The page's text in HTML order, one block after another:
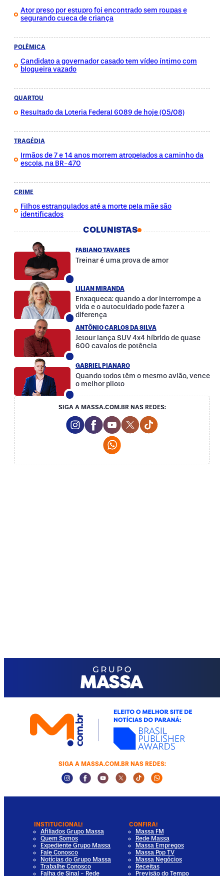
Ator preso por estupro foi encontrado sem roupas e
segurando cueca de criança
POLÊMICA
Candidato a governador casado tem vídeo íntimo com
blogueira vazado
QUARTOU
Resultado da Loteria Federal 6089 de hoje (05/08)
TRAGÉDIA
Irmãos de 7 e 14 anos morrem atropelados a caminho da
escola, na BR-470
CRIME
Filhos estrangulados até a morte pela mãe são
identificados
COLUNISTAS
FABIANO TAVARES
Treinar é uma prova de amor
LILIAN MIRANDA
Enxaqueca: quando a dor interrompe a
vida e o autocuidado pode fazer a
diferença
ANTÔNIO CARLOS DA SILVA
Jetour lança SUV 4x4 híbrido de quase
600 cavalos de potência
GABRIEL PIANARO
Quando todos têm o mesmo avião, vence
o melhor piloto
SIGA A MASSA.COM.BR NAS REDES:
Instagram Social Media
Facebook Social Media
Youtube Social Media
Twitter Social Media
Tiktok Social
SIGA A MASSA.COM.BR NAS REDES:
Instagram Social Media
Facebook Social Media
Youtube Social Media
Twitter Social Media
Tiktok Social Media
Whatsapp
INSTITUCIONAL!
Afiliados Grupo Massa
Quem Somos
Expediente Grupo Massa
Fale Conosco
Notícias do Grupo Massa
Trabalhe Conosco
Falha de Sinal - Rede
CONFIRA!
Massa FM
Rede Massa
Massa Empregos
Massa Pop TV
Massa Negócios
Receitas
Previsão do Tempo